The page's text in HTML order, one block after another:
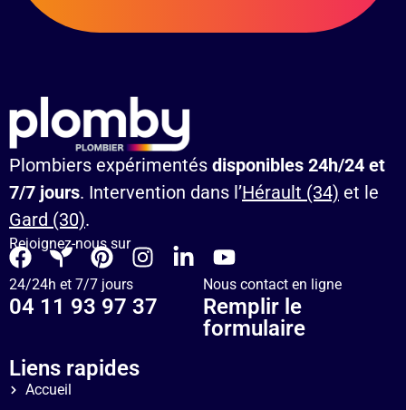
Plombiers expérimentés disponibles 24h/24 et
7/7 jours. Intervention dans l’Hérault (34) et le
Gard (30).
Rejoignez-nous sur
24/24h et 7/7 jours
04 11 93 97 37
Nous contact en ligne
Remplir le
formulaire
Liens rapides
Accueil